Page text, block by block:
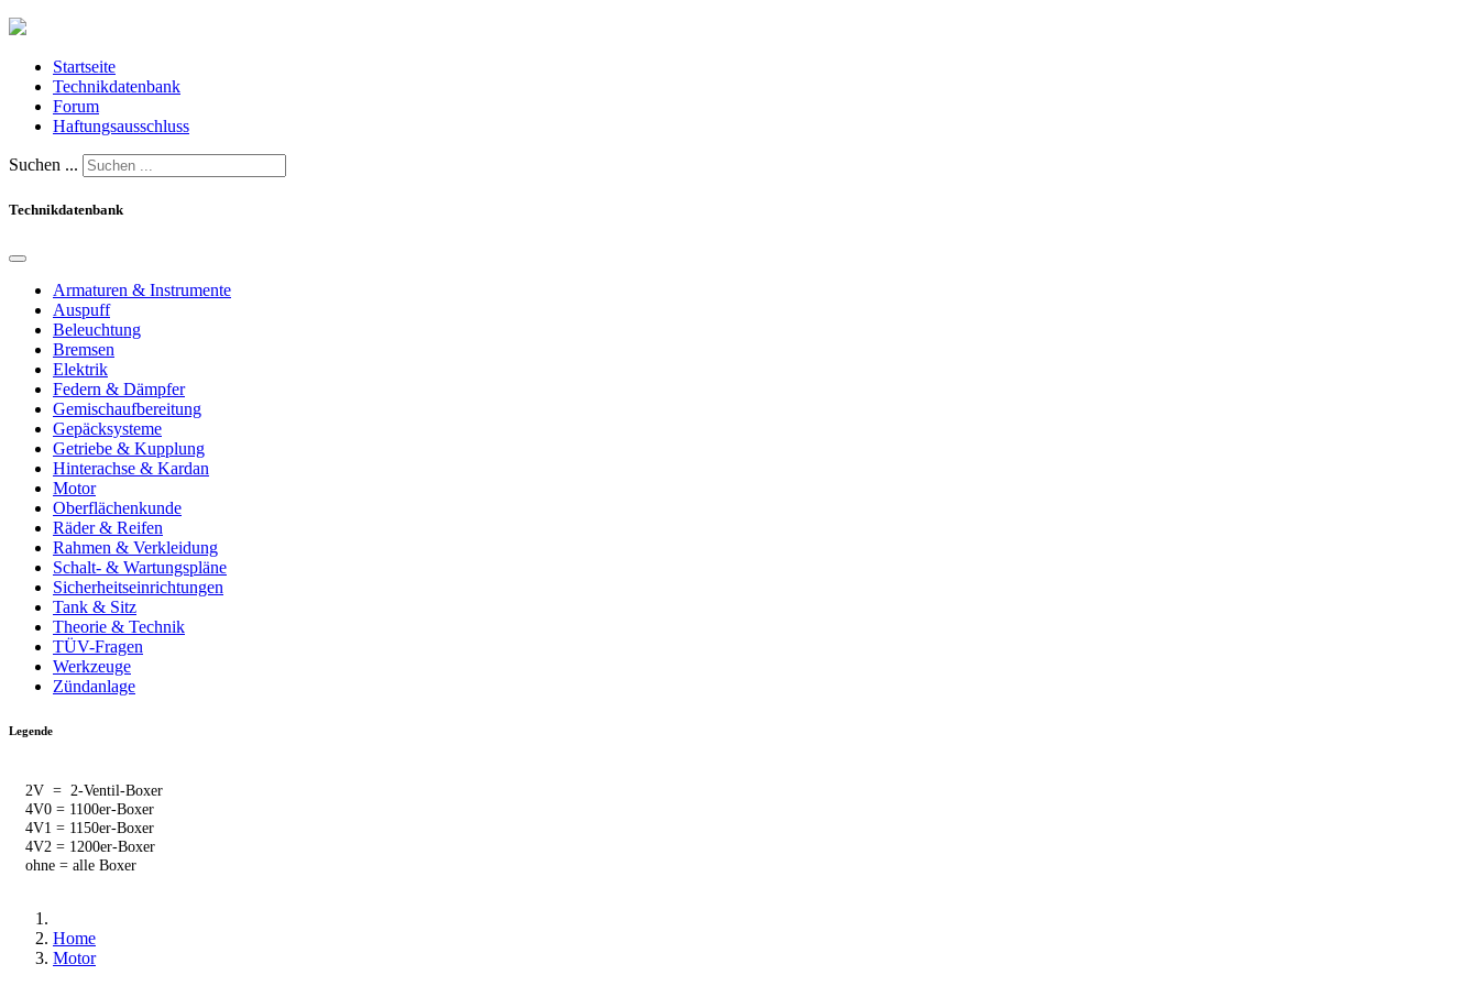
Startseite
Technikdatenbank
Forum
Haftungsausschluss
Suchen ...
Technikdatenbank
Armaturen & Instrumente
Auspuff
Beleuchtung
Bremsen
Elektrik
Federn & Dämpfer
Gemischaufbereitung
Gepäcksysteme
Getriebe & Kupplung
Hinterachse & Kardan
Motor
Oberflächenkunde
Räder & Reifen
Rahmen & Verkleidung
Schalt- & Wartungspläne
Sicherheitseinrichtungen
Tank & Sitz
Theorie & Technik
TÜV-Fragen
Werkzeuge
Zündanlage
Legende
2V = 2-Ventil-Boxer
4V0 = 1100er-Boxer
4V1 = 1150er-Boxer
4V2 = 1200er-Boxer
ohne = alle Boxer
Home
Motor